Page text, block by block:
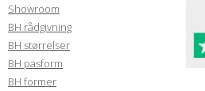
Showroom
BH rådgivning
BH størrelser
BH pasform
BH former